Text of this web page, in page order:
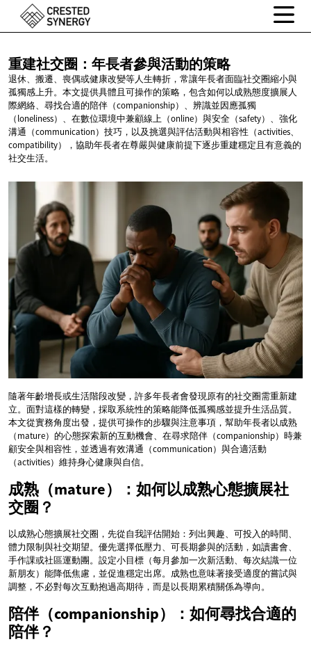
重建社交圈：年長者參與活動的策略
退休、搬遷、喪偶或健康改變等人生轉折，常讓年長者面臨社交圈縮小與
孤獨感上升。本文提供具體且可操作的策略，包含如何以成熟態度擴展人
際網絡、尋找合適的陪伴（companionship）、辨識並因應孤獨
（loneliness）、在數位環境中兼顧線上（online）與安全（safety）、強化
溝通（communication）技巧，以及挑選與評估活動與相容性（activities、
compatibility），協助年長者在尊嚴與健康前提下逐步重建穩定且有意義的
社交生活。
隨著年齡增長或生活階段改變，許多年長者會發現原有的社交圈需重新建
立。面對這樣的轉變，採取系統性的策略能降低孤獨感並提升生活品質。
本文從實務角度出發，提供可操作的步驟與注意事項，幫助年長者以成熟
（mature）的心態探索新的互動機會、在尋求陪伴（companionship）時兼
顧安全與相容性，並透過有效溝通（communication）與合適活動
（activities）維持身心健康與自信。
成熟（mature）：如何以成熟心態擴展社
交圈？
以成熟心態擴展社交圈，先從自我評估開始：列出興趣、可投入的時間、
體力限制與社交期望。優先選擇低壓力、可長期參與的活動，如讀書會、
手作課或社區運動團。設定小目標（每月參加一次新活動、每次結識一位
新朋友）能降低焦慮，並促進穩定出席。成熟也意味著接受適度的嘗試與
調整，不必對每次互動抱過高期待，而是以長期累積關係為導向。
陪伴（companionship）：如何尋找合適的
陪伴？